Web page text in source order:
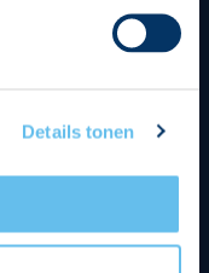
Details tonen